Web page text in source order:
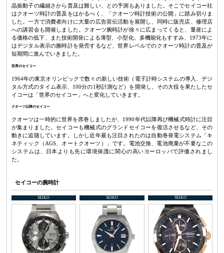
晶振動子の繊細さから普及は難しい、との予測もありました。そこでセイコー社
はクオーツ時計の普及をはかるべく、「クオーツ時計技術の公開」に踏み切りま
した。一方で消費者向けに大量の広告宣伝活動を展開し、同時に販売店、修理店
への講習会も開催しました。クオーツ腕時計が徐々に広まってくると、量産によ
る価格の低下、また技術開発による薄型、小型化、多機能化もすすみ、1973年に
はデジタル表示の腕時計を発売するなど、世界レベルでのクオーツ時計の普及が
短期間に進んでいきました。
世界のセイコー
1964年の東京オリンピックで数々の新しい技術（電子計時システムの導入、デジ
タル方式のタイム表示、100分の1秒計測など）を開発し、その大役を果たしたセ
イコーは「世界のセイコー」へと変化していきます。
クオーツ以降のセイコー
クオーツは一時的に世界を席巻しましたが、1990年代以降再び機械式時計に注目
が集まりました。セイコーも機械式のグランドセイコーを復活させるなど、その
動きに追随しています。しかし近年最も注目されたのは自動巻発電システム「キ
ネティック（AGS、オートクオーツ）」です。電池交換、電池廃棄が不要なこの
システムは、日本よりも先に環境保護に関心の高いヨーロッパで評価されまし
た。
セイコーの腕時計
SEIKO SEIKO SEIKO